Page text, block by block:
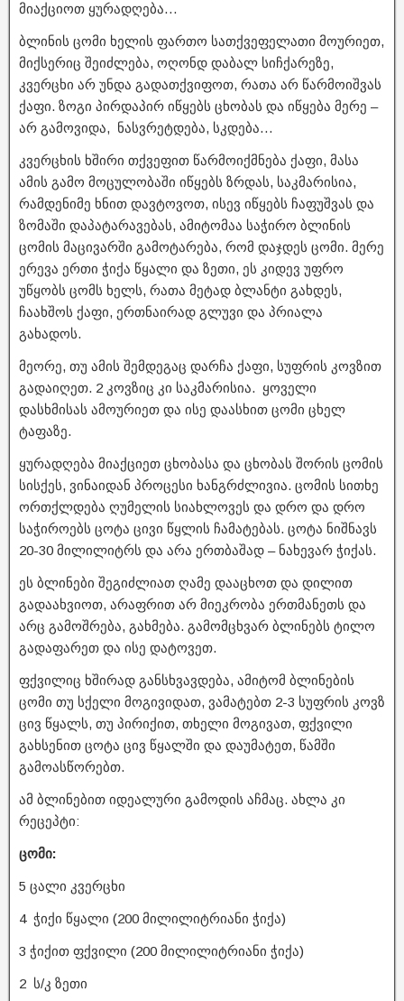
მიაქციოთ ყურადღება…
ბლინის ცომი ხელის ფართო სათქვეფელათი მოურიეთ,
მიქსერიც შეიძლება, ოღონდ დაბალ სიჩქარეზე,
კვერცხი არ უნდა გადათქვიფოთ, რათა არ წარმოიშვას
ქაფი. ზოგი პირდაპირ იწყებს ცხობას და იწყება მერე –
არ გამოვიდა, ნასვრეტდება, სკდება…
კვერცხის ხშირი თქვეფით წარმოიქმნება ქაფი, მასა
ამის გამო მოცულობაში იწყებს ზრდას, საკმარისია,
რამდენიმე ხნით დავტოვოთ, ისევ იწყებს ჩაფუშვას და
ზომაში დაპატარავებას, ამიტომაა საჭირო ბლინის
ცომის მაცივარში გამოტარება, რომ დაჯდეს ცომი. მერე
ერევა ერთი ჭიქა წყალი და ზეთი, ეს კიდევ უფრო
უწყობს ცომს ხელს, რათა მეტად ბლანტი გახდეს,
ჩაახშოს ქაფი, ერთნაირად გლუვი და პრიალა
გახადოს.
მეორე, თუ ამის შემდეგაც დარჩა ქაფი, სუფრის კოვზით
გადაიღეთ. 2 კოვზიც კი საკმარისია. ყოველი
დასხმისას ამოურიეთ და ისე დაასხით ცომი ცხელ
ტაფაზე.
ყურადღება მიაქციეთ ცხობასა და ცხობას შორის ცომის
სისქეს, ვინაიდან პროცესი ხანგრძლივია. ცომის სითხე
ორთქლდება ღუმელის სიახლოვეს და დრო და დრო
საჭიროებს ცოტა ცივი წყლის ჩამატებას. ცოტა ნიშნავს
20-30 მილილიტრს და არა ერთბაშად – ნახევარ ჭიქას.
ეს ბლინები შეგიძლიათ ღამე დააცხოთ და დილით
გადაახვიოთ, არაფრით არ მიეკრობა ერთმანეთს და
არც გამოშრება, გახმება. გამომცხვარ ბლინებს ტილო
გადაფარეთ და ისე დატოვეთ.
ფქვილიც ხშირად განსხვავდება, ამიტომ ბლინების
ცომი თუ სქელი მოგივიდათ, ვამატებთ 2-3 სუფრის კოვზ
ცივ წყალს, თუ პირიქით, თხელი მოგივათ, ფქვილი
გახსენით ცოტა ცივ წყალში და დაუმატეთ, წამში
გამოასწორებთ.
ამ ბლინებით იდეალური გამოდის აჩმაც. ახლა კი
რეცეპტი:
ცომი:
5 ცალი კვერცხი
4 ჭიქი წყალი (200 მილილიტრიანი ჭიქა)
3 ჭიქით ფქვილი (200 მილილიტრიანი ჭიქა)
2 ს/კ ზეთი